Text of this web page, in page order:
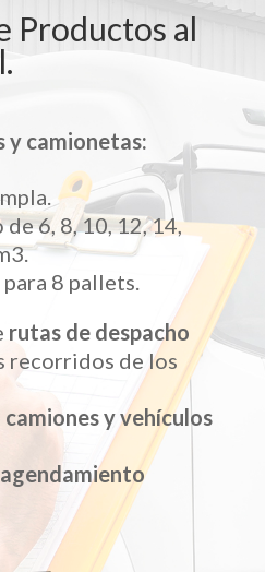
Productos al
y camionetas:
6, 8, 10, 12, 14,
8 pallets.
rutas de despacho
recorridos de los
camiones y vehículos
agendamiento